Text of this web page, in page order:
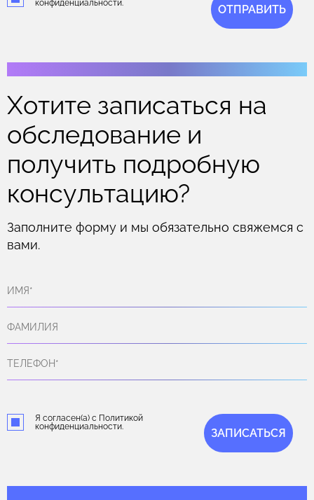
конфиденциальности.
ОТПРАВИТЬ
Хотите записаться на
обследование и
получить подробную
консультацию?
Заполните форму и мы обязательно свяжемся с
вами.
Я согласен(а) с Политикой
конфиденциальности.
ЗАПИСАТЬСЯ